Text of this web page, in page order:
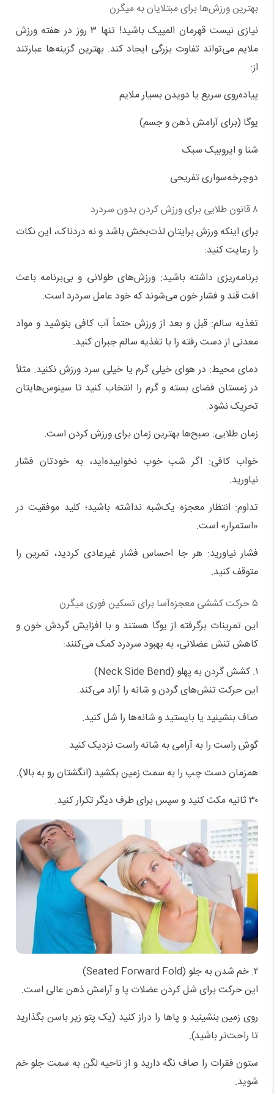
بهترین ورزش‌ها برای مبتلایان به میگرن
نیازی نیست قهرمان المپیک باشید! تنها ۳ روز در هفته ورزش
ملایم می‌تواند تفاوت بزرگی ایجاد کند. بهترین گزینه‌ها عبارتند
از:
پیاده‌روی سریع یا دویدن بسیار ملایم
یوگا (برای آرامش ذهن و جسم)
شنا و ایروبیک سبک
دوچرخه‌سواری تفریحی
۸ قانون طلایی برای ورزش کردن بدون سردرد
برای اینکه ورزش برایتان لذت‌بخش باشد و نه دردناک، این نکات
را رعایت کنید:
برنامه‌ریزی داشته باشید: ورزش‌های طولانی و بی‌برنامه باعث
افت قند و فشار خون می‌شوند که خود عامل سردرد است.
تغذیه سالم: قبل و بعد از ورزش حتماً آب کافی بنوشید و مواد
معدنی از دست رفته را با تغذیه سالم جبران کنید.
دمای محیط: در هوای خیلی گرم یا خیلی سرد ورزش نکنید. مثلاً
در زمستان فضای بسته و گرم را انتخاب کنید تا سینوس‌هایتان
تحریک نشود.
زمان طلایی: صبح‌ها بهترین زمان برای ورزش کردن است.
خواب کافی: اگر شب خوب نخوابیده‌اید، به خودتان فشار
نیاورید.
تداوم: انتظار معجزه یک‌شبه نداشته باشید؛ کلید موفقیت در
«استمرار» است.
فشار نیاورید: هر جا احساس فشار غیرعادی کردید، تمرین را
متوقف کنید.
۵ حرکت کششی معجزه‌آسا برای تسکین فوری میگرن
این تمرینات برگرفته از یوگا هستند و با افزایش گردش خون و
کاهش تنش عضلانی، به بهبود سردرد کمک می‌کنند:
۱. کشش گردن به پهلو (Neck Side Bend)
این حرکت تنش‌های گردن و شانه را آزاد می‌کند.
صاف بنشینید یا بایستید و شانه‌ها را شل کنید.
گوش راست را به آرامی به شانه راست نزدیک کنید.
همزمان دست چپ را به سمت زمین بکشید (انگشتان رو به بالا).
۳۰ ثانیه مکث کنید و سپس برای طرف دیگر تکرار کنید.
۲. خم شدن به جلو (Seated Forward Fold)
این حرکت برای شل کردن عضلات پا و آرامش ذهن عالی است.
روی زمین بنشینید و پاها را دراز کنید (یک پتو زیر باسن بگذارید
تا راحت‌تر باشید).
ستون فقرات را صاف نگه دارید و از ناحیه لگن به سمت جلو خم
شوید.